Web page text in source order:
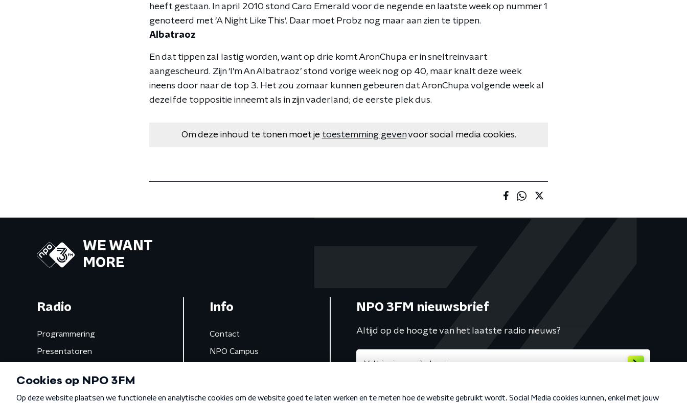
heeft gestaan. In april 2010 stond Caro Emerald voor de negende en laatste week op nummer 1
genoteerd met ‘A Night Like This’. Daar moet Probz nog maar aan zien te tippen.
Albatraoz
En dat tippen zal lastig worden, want op drie komt AronChupa er in sneltreinvaart
aangescheurd. Zijn ‘I’m An Albatraoz’ stond vorige week nog op 40, maar knalt deze week
ineens door naar de top 3. Het zou zomaar kunnen gebeuren dat AronChupa volgende week al
dezelfde toppositie inneemt als in zijn vaderland; de eerste plek dus.
Om deze inhoud te tonen moet je toestemming gevenvoor social media cookies.
WE WANT
MORE
Radio
Programmering
Presentatoren
Gemist
Info
Contact
NPO Campus
NPO 3FM nieuwsbrief
Altijd op de hoogte van het laatste radio nieuws?